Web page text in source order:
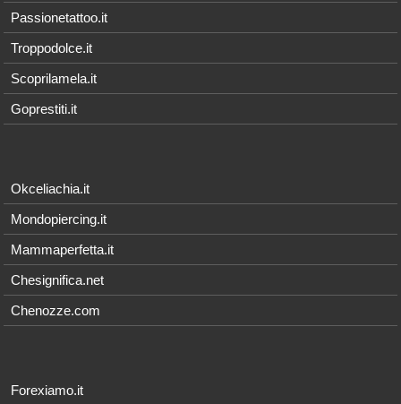
Passionetattoo.it
Troppodolce.it
Scoprilamela.it
Goprestiti.it
Okceliachia.it
Mondopiercing.it
Mammaperfetta.it
Chesignifica.net
Chenozze.com
Forexiamo.it